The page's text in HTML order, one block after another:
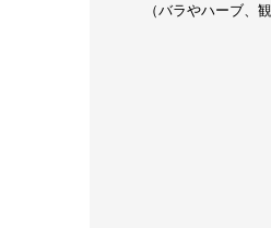
（バラやハーブ、